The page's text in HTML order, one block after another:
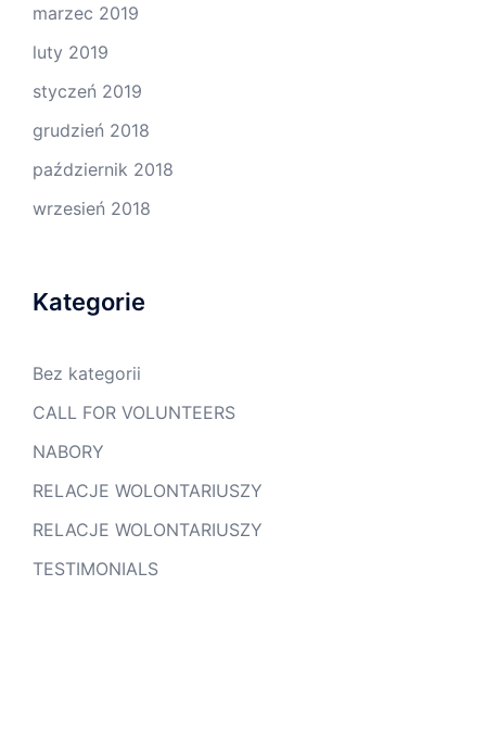
marzec 2019
luty 2019
styczeń 2019
grudzień 2018
październik 2018
wrzesień 2018
Kategorie
Bez kategorii
CALL FOR VOLUNTEERS
NABORY
RELACJE WOLONTARIUSZY
RELACJE WOLONTARIUSZY
TESTIMONIALS